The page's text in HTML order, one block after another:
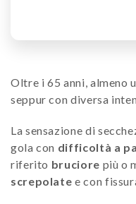
Oltre i 65 anni, almeno
seppur con diversa
La sensazione di
gola con difficoltà a
riferito bruciore più o
screpolate e con